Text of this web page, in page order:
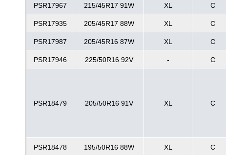
PSR17967 215/45R17 91W XL C
PSR17935 205/45R17 88W XL C
PSR17987 205/45R16 87W XL C
PSR17946 225/50R16 92V - C
PSR18479 205/50R16 91V XL C
PSR18478 195/50R16 88W XL C